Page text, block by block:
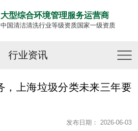
大型综合环境管理服务运营商
中国清洁清洗行业等级资质国家一级资质
行业资讯
，上海垃圾分类未来三年要
发布日期： 2026-06-03